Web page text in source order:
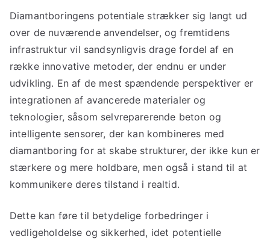
Diamantboringens potentiale strækker sig langt ud
over de nuværende anvendelser, og fremtidens
infrastruktur vil sandsynligvis drage fordel af en
række innovative metoder, der endnu er under
udvikling. En af de mest spændende perspektiver er
integrationen af avancerede materialer og
teknologier, såsom selvreparerende beton og
intelligente sensorer, der kan kombineres med
diamantboring for at skabe strukturer, der ikke kun er
stærkere og mere holdbare, men også i stand til at
kommunikere deres tilstand i realtid.
Dette kan føre til betydelige forbedringer i
vedligeholdelse og sikkerhed, idet potentielle